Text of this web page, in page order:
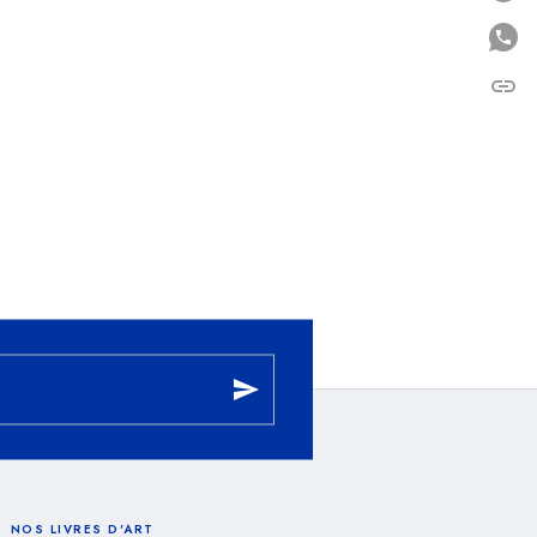
link
send
NOS LIVRES D'ART